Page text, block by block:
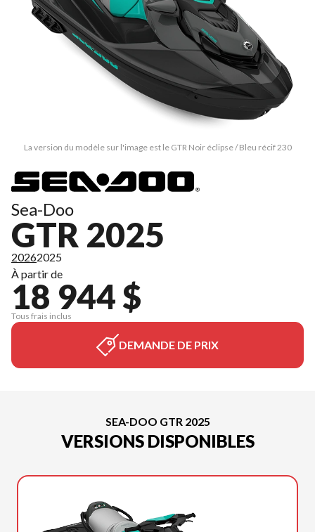
La version du modèle sur l'image est le GTR Noir éclipse / Bleu récif 230
Sea-Doo
GTR 2025
20262025
À partir de
18 944 $
Tous frais inclus
DEMANDE DE PRIX
SEA-DOO GTR 2025
VERSIONS DISPONIBLES